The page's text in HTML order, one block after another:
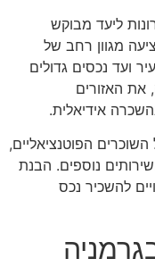
ליעד מבוקש
מגוון רחב של
ועד נכסים גדולים
את האזורים
אידיאלית.
הפוטנציאליים,
נוספים. הבנת
להשכיר נכס